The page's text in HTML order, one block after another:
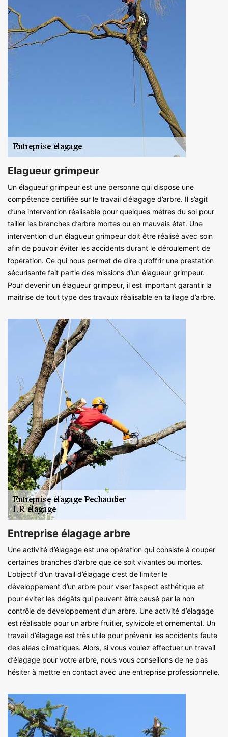
Elagueur grimpeur
Un élagueur grimpeur est une personne qui dispose une
compétence certifiée sur le travail d’élagage d’arbre. Il s’agit
d’une intervention réalisable pour quelques mètres du sol pour
tailler les branches d’arbre mortes ou en mauvais état. Une
intervention d’un élagueur grimpeur doit être réalisé avec soin
afin de pouvoir éviter les accidents durant le déroulement de
l’opération. Ce qui nous permet de dire qu’offrir une prestation
sécurisante fait partie des missions d’un élagueur grimpeur.
Pour devenir un élagueur grimpeur, il est important garantir la
maitrise de tout type des travaux réalisable en taillage d’arbre.
Entreprise élagage arbre
Une activité d’élagage est une opération qui consiste à couper
certaines branches d’arbre que ce soit vivantes ou mortes.
L’objectif d’un travail d’élagage c’est de limiter le
développement d’un arbre pour viser l’aspect esthétique et
pour éviter les dégâts qui peuvent être causé par le non
contrôle de développement d’un arbre. Une activité d’élagage
est réalisable pour un arbre fruitier, sylvicole et ornemental. Un
travail d’élagage est très utile pour prévenir les accidents faute
des aléas climatiques. Alors, si vous voulez effectuer un travail
d’élagage pour votre arbre, nous vous conseillons de ne pas
hésiter à mettre en contact avec une entreprise professionnelle.